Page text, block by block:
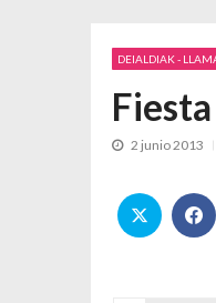
DEIALDIAK -
2 junio 2013